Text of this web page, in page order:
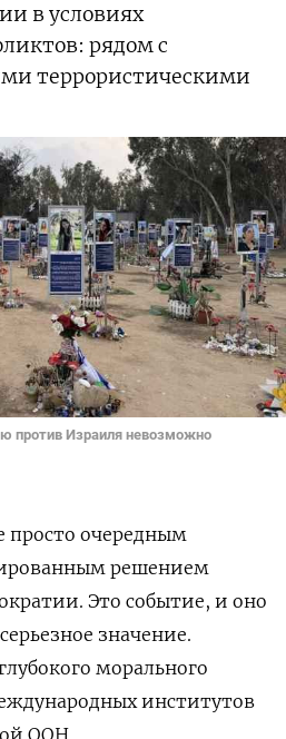
в условиях
рядом с
террористическими
против Израиля невозможно
просто очередным
решением
Это событие, и оно
значение.
морального
институтов